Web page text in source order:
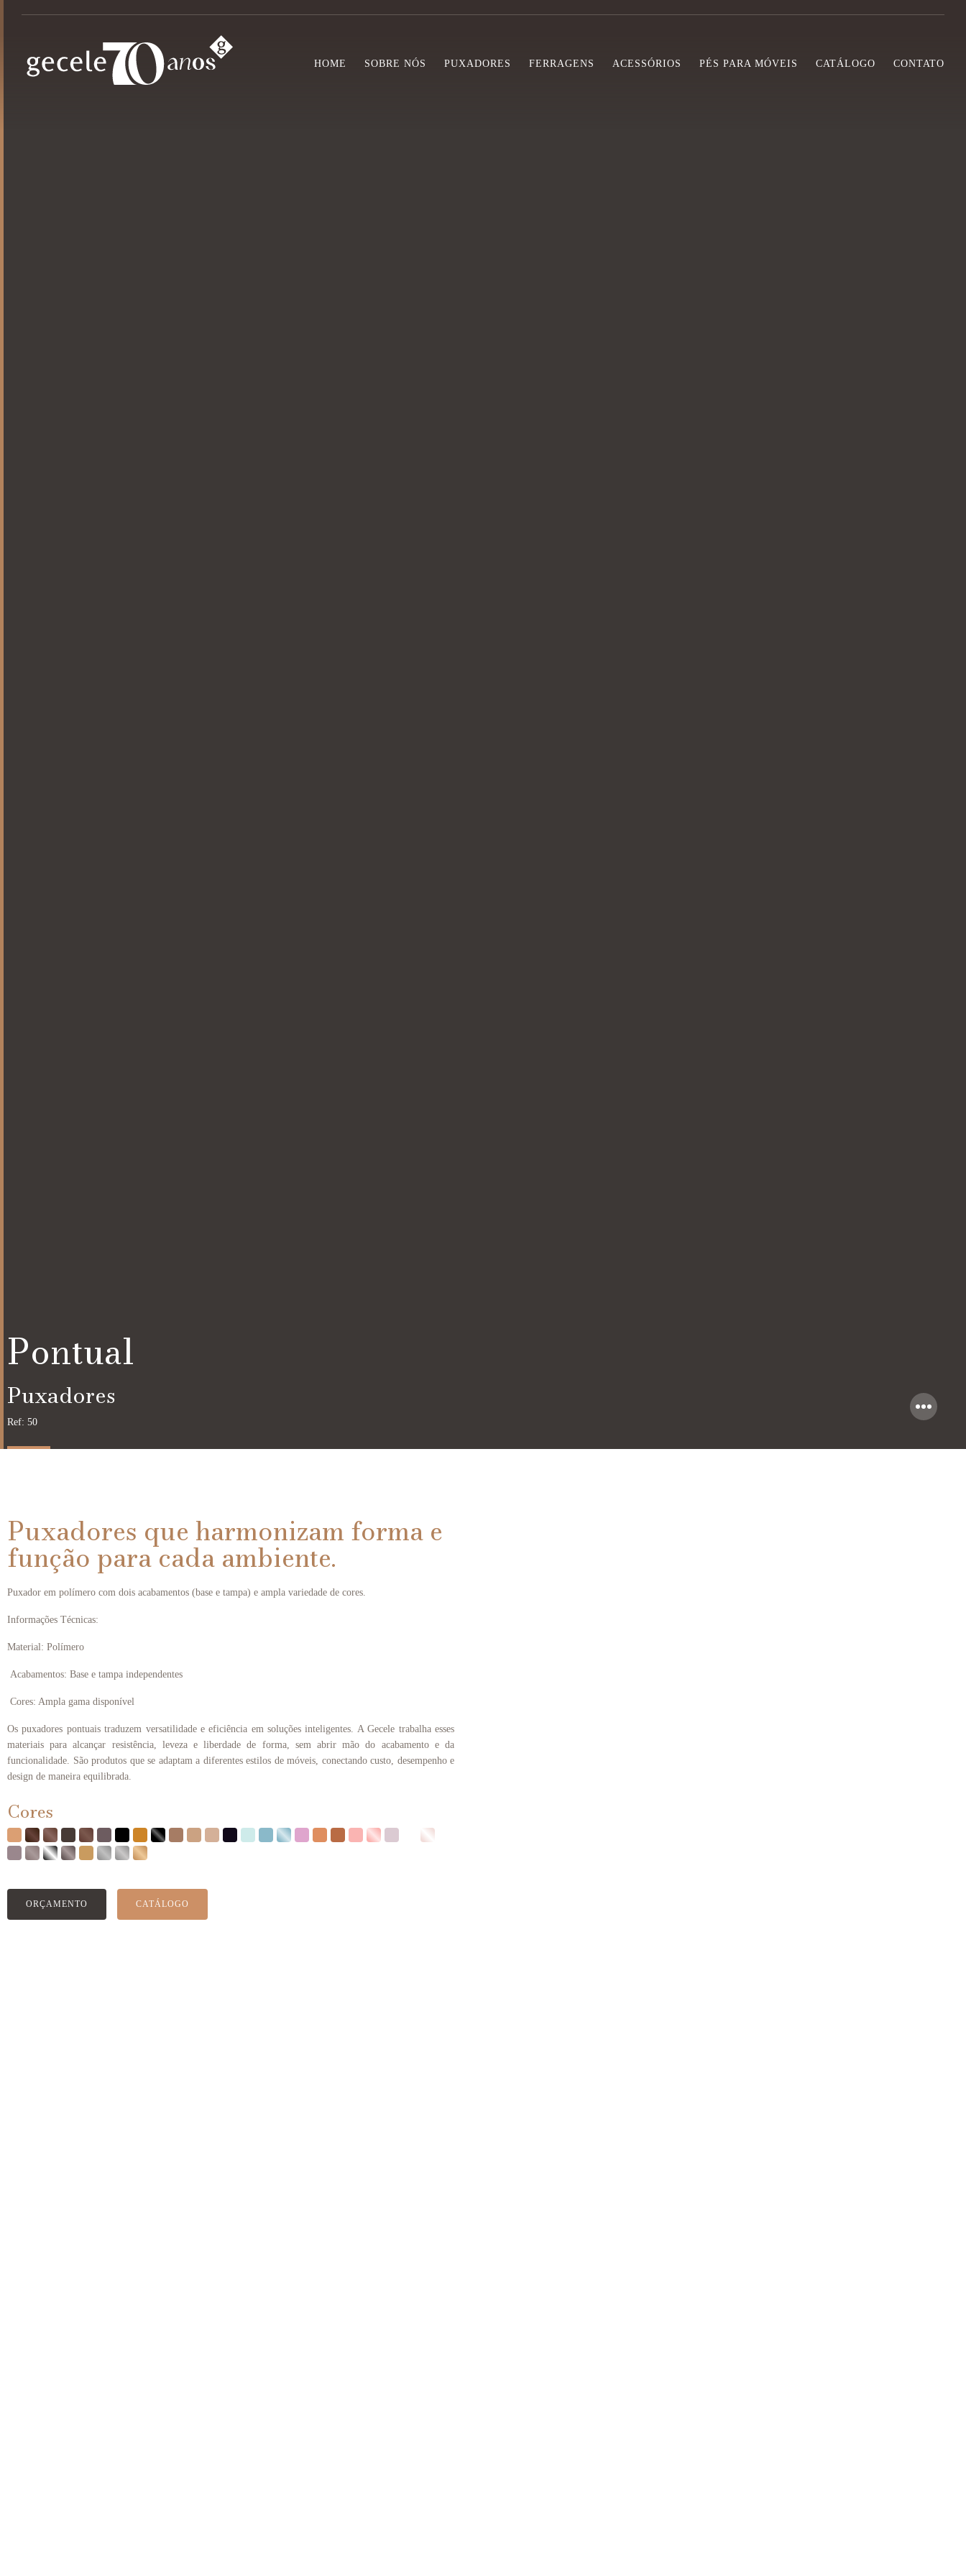
HOME SOBRE NÓS PUXADORES FERRAGENS ACESSÓRIOS PÉS PARA MÓVEIS CATÁLOGO CONTATO
Pontual
Puxadores
Ref: 50
Puxadores que harmonizam forma e
função para cada ambiente.
Puxador em polímero com dois acabamentos (base e tampa) e ampla variedade de cores.
Informações Técnicas:
Material: Polímero
Acabamentos: Base e tampa independentes
Cores: Ampla gama disponível
Os puxadores pontuais traduzem versatilidade e eficiência em soluções inteligentes. A Gecele trabalha esses
materiais para alcançar resistência, leveza e liberdade de forma, sem abrir mão do acabamento e da
funcionalidade. São produtos que se adaptam a diferentes estilos de móveis, conectando custo, desempenho e
design de maneira equilibrada.
Cores
ORÇAMENTO CATÁLOGO